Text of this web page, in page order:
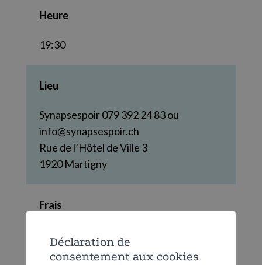
Heure
19:30
Lieu
Synapsespoir 079 392 24 83 ou
info@synapsespoir.ch
Rue de l’Hôtel de Ville 3
1920 Martigny
Frais
Aucun
Déclaration de
consentement aux cookies